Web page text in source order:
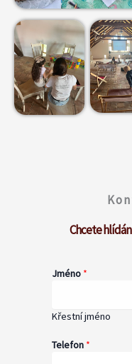
Chcete
Jméno *
Křestní jméno
Telefon *